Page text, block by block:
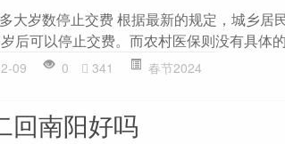
大岁数停止交费 根据最新的规定，城乡居
后可以停止交费。而农村医保则没有具体
09 0 341 春节2024
回南阳好吗